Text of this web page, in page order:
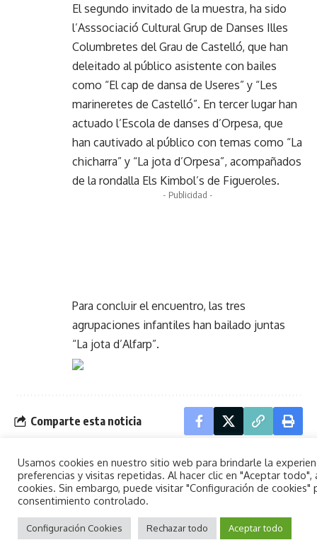
Privacy Policy andTerms of Use.
Aceptar
El segundo invitado de la muestra, ha sido
l’Asssociació Cultural Grup de Danses Illes
Columbretes del Grau de Castelló, que han
deleitado al público asistente con bailes
como “El cap de dansa de Useres” y “Les
marineretes de Castelló”. En tercer lugar han
actuado l’Escola de danses d’Orpesa, que
han cautivado al público con temas como “La
chicharra” y “La jota d’Orpesa”, acompañados
de la rondalla Els Kimbol’s de Figueroles.
- Publicidad -
Para concluir el encuentro, las tres
agrupaciones infantiles han bailado juntas
“La jota d’Alfarp”.
Comparte esta noticia
NOTICIA ANTERIOR
El paro desciende en
SIGUIENTE NOTICIA
Oropesa del Mar
dinamismo turístico
Usamos cookies en nuestro sitio web para brindarle la
preferencias y visitas repetidas. Al hacer clic en "Aceptar
cookies. Sin embargo, puede visitar "Configuración de cookies"
consentimiento controlado.
Configuración Cookies Rechazar todo Aceptar todo